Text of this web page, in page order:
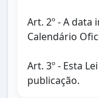
Art. 2º - A
Calendário
Art. 3º - Esta
publicação.